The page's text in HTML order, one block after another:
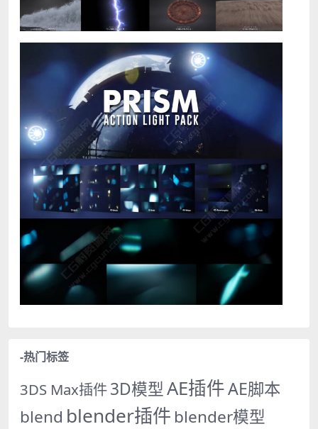
-热门标签
3DS Max插件3D模型AE插件AE脚本
blend blender插件 blender模型